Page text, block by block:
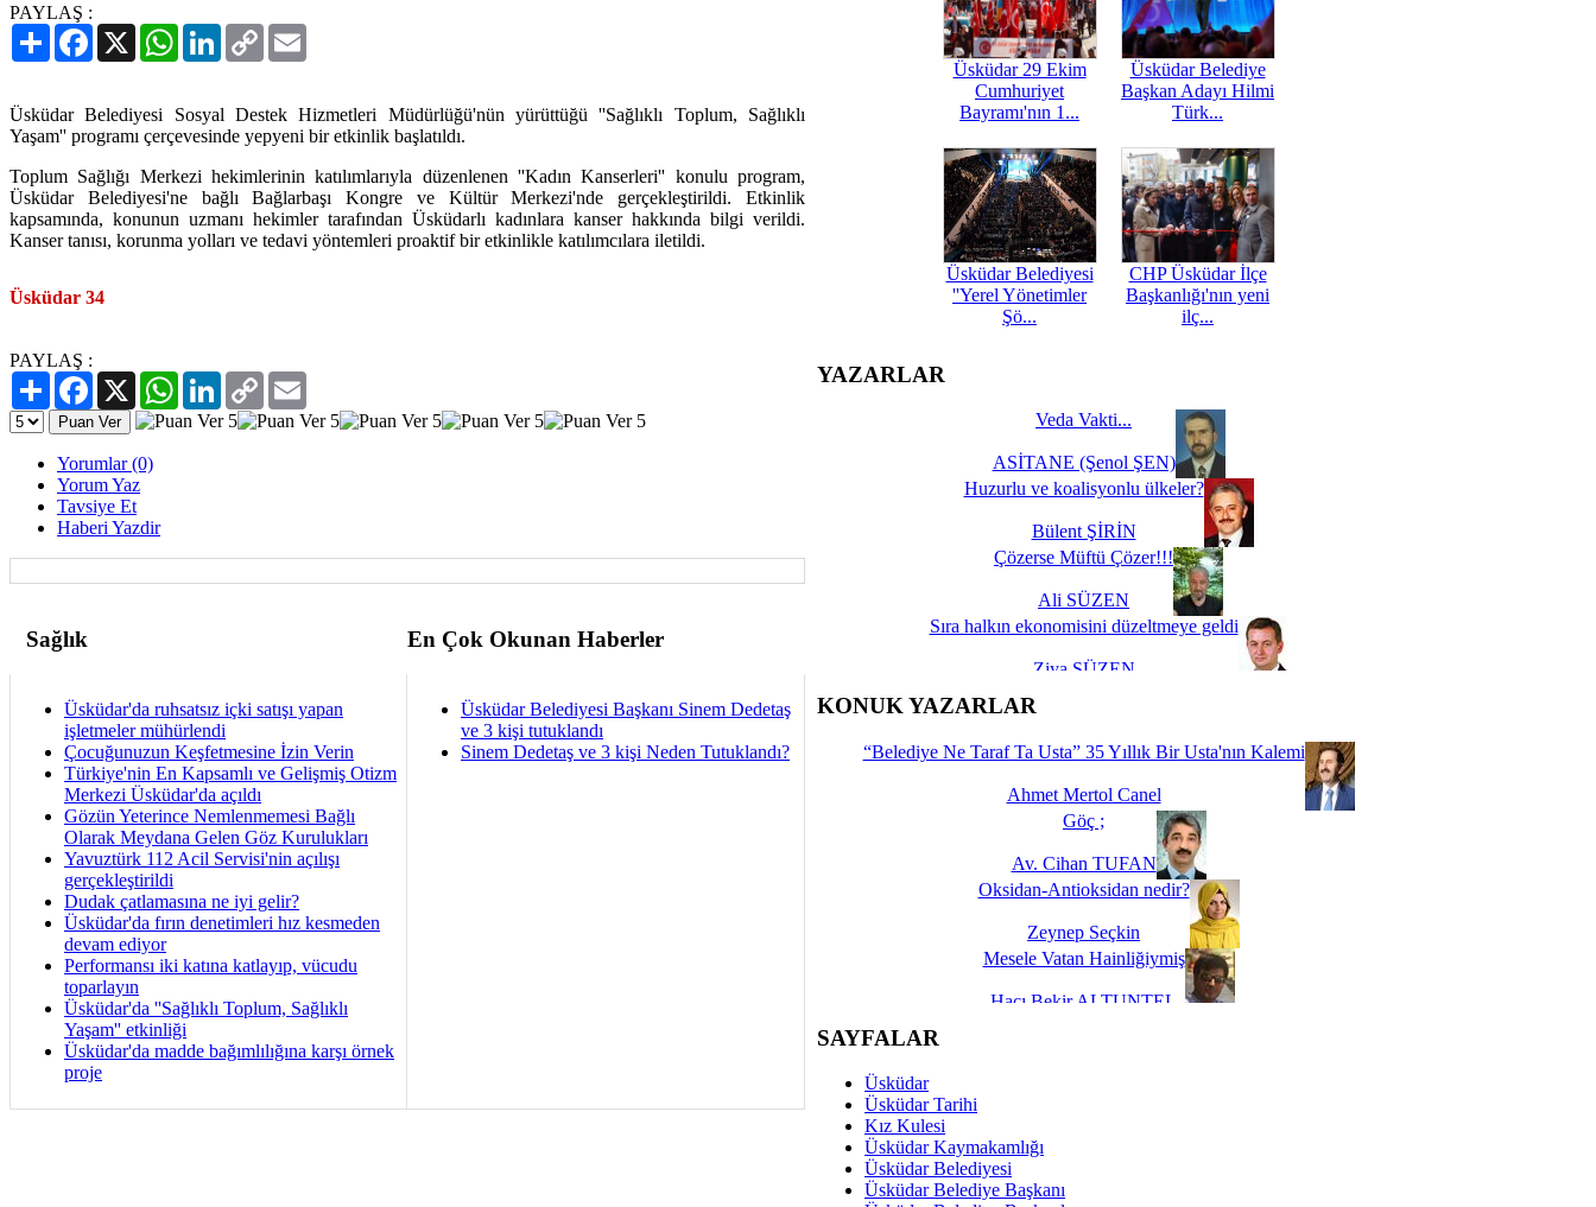
PAYLAŞ :
PaylaşFacebook
X WhatsAppLinkedIn
Copy
Link
Üsküdar Belediyesi Sosyal Destek Hizmetleri Müdürlüğü'nün yürüttüğü ''Sağlıklı Toplum, Sağlıklı
Yaşam'' programı çerçevesinde yepyeni bir etkinlik başlatıldı.
Toplum Sağlığı Merkezi hekimlerinin katılımlarıyla düzenlenen ''Kadın Kanserleri'' konulu program,
Üsküdar Belediyesi'ne bağlı Bağlarbaşı Kongre ve Kültür Merkezi'nde gerçekleştirildi. Etkinlik
kapsamında, konunun uzmanı hekimler tarafından Üsküdarlı kadınlara kanser hakkında bilgi verildi.
Kanser tanısı, korunma yolları ve tedavi yöntemleri proaktif bir etkinlikle katılımcılara iletildi.
Üsküdar 34
PAYLAŞ :
PaylaşFacebook
X WhatsAppLinkedIn
Copy
Link
Yorumlar (0)
Yorum Yaz
Tavsiye Et
Haberi Yazdir
Sağlık En Çok Okunan Haberler
Üsküdar'da ruhsatsız içki satışı yapan
işletmeler mühürlendi
Çocuğunuzun Keşfetmesine İzin Verin
Türkiye'nin En Kapsamlı ve Gelişmiş Otizm
Merkezi Üsküdar'da açıldı
Gözün Yeterince Nemlenmemesi Bağlı
Olarak Meydana Gelen Göz Kurulukları
Yavuztürk 112 Acil Servisi'nin açılışı
gerçekleştirildi
Dudak çatlamasına ne iyi gelir?
Üsküdar'da fırın denetimleri hız kesmeden
devam ediyor
Performansı iki katına katlayıp, vücudu
toparlayın
Üsküdar'da ''Sağlıklı Toplum, Sağlıklı
Yaşam'' etkinliği
Üsküdar'da madde bağımlılığına karşı örnek
proje
Üsküdar Belediyesi Başkanı Sinem Dedetaş
ve 3 kişi tutuklandı
Sinem Dedetaş ve 3 kişi Neden Tutuklandı?
Üsküdar 29 Ekim
Cumhuriyet
Bayramı'nın 1...
Üsküdar Belediye
Başkan Adayı Hilmi
Türk...
Üsküdar Belediyesi
''Yerel Yönetimler
Şö...
CHP Üsküdar İlçe
Başkanlığı'nın yeni
ilç...
YAZARLAR
Veda Vakti...
ASİTANE (Şenol ŞEN)
Huzurlu ve koalisyonlu ülkeler?
Bülent ŞİRİN
Çözerse Müftü Çözer!!!
Ali SÜZEN
Sıra halkın ekonomisini düzeltmeye geldi
Ziya SÜZEN
İşte Biz buyuz...
KONUK YAZARLAR
“Belediye Ne Taraf Ta Usta” 35 Yıllık Bir Usta'nın Kalemi
Ahmet Mertol Canel
Göç ;
Av. Cihan TUFAN
Oksidan-Antioksidan nedir?
Zeynep Seçkin
Mesele Vatan Hainliğiymiş
Hacı Bekir ALTUNTEL
Dünya Fani, Ama Kısa Bir Süre De Olsa Burdayız
Savaş ŞENEL
Hukukun Adaleti Kalmadı Üstadım!
SAYFALAR
Üsküdar
Üsküdar Tarihi
Kız Kulesi
Üsküdar Kaymakamlığı
Üsküdar Belediyesi
Üsküdar Belediye Başkanı